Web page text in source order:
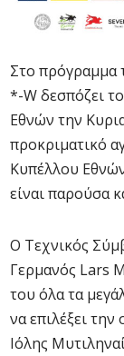
Στο πρόγραμμα
*-W δεσπόζει
Εθνών την
προκριματικό
Κυπέλλου
είναι παρούσα
O Τεχνικός
Γερμανός Lars
του όλα τα
να επιλέξει
Ιόλης